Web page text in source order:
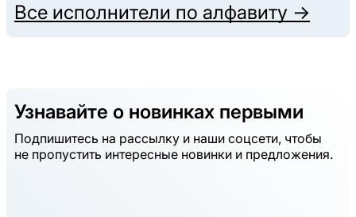
Все исполнители по алфавиту →
Узнавайте о новинках первыми
Подпишитесь на рассылку и наши соцсети, чтобы
не пропустить интересные новинки и предложения.